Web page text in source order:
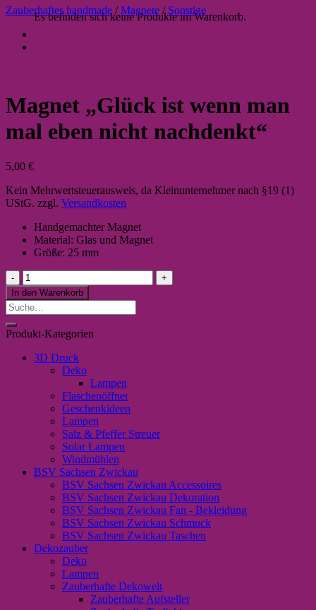
Es befinden sich keine Produkte im Warenkorb.
Zauberhaftes handmade / Magnete / Sonstige
Magnet „Glück ist wenn man
mal eben nicht nachdenkt“
5,00 €
Kein Mehrwertsteuerausweis, da Kleinunternehmer nach §19 (1)
UStG. zzgl. Versandkosten
Handgemachter Magnet
Material: Glas und Magnet
Größe: 25 mm
Magnet
"Glück
ist
wenn
mal
eben
nicht
nachdenkt"
In den Warenkorb
Suche
nach:
Produkt-Kategorien
3D Druck
Deko
Lampen
Flaschenöffner
Geschenkideen
Lampen
Salz & Pfeffer Streuer
Solar Lampen
Windmühlen
BSV Sachsen Zwickau
BSV Sachsen Zwickau Accessoires
BSV Sachsen Zwickau Dekoration
BSV Sachsen Zwickau Fan - Bekleidung
BSV Sachsen Zwickau Schmuck
BSV Sachsen Zwickau Taschen
Dekozauber
Deko
Lampen
Zauberhafte Dekowelt
Zauberhafte Aufsteller